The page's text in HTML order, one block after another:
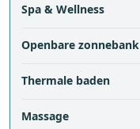
Spa & Wellness
Openbare zonnebank
Thermale baden
Massage